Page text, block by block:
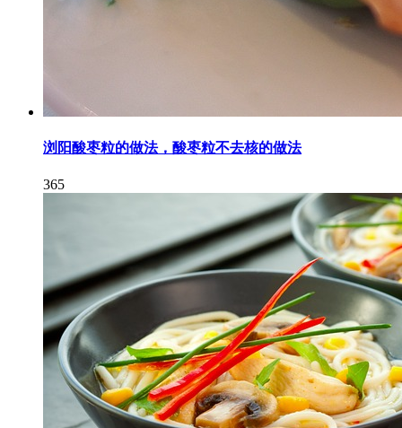
浏阳酸枣粒的做法，酸枣粒不去核的做法
365